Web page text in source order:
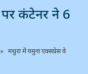
कंटेनर ने 6
» मथुरा में यमुना एक्सप्रेस वे